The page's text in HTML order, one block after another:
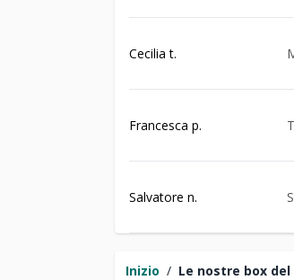
Inizio / Le nostre box del
Cecilia t.
Francesca p.
Salvatore n.